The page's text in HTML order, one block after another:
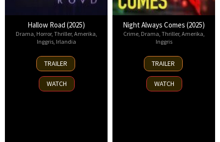
Hallow Road (2025)
Drama Horror, Thriller, Amerika
Inggris, Irlandia
16
Apr
2025
TRAILER
WATCH
Night Always Comes (2025)
Crime, Drama Thriller, Amerika
Inggris
15
Aug
2025
TRAILER
WATCH